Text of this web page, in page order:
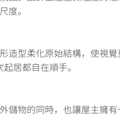
度。
造型柔化原始結構，使視
居都自在順手。
儲物的同時，也讓屋主擁